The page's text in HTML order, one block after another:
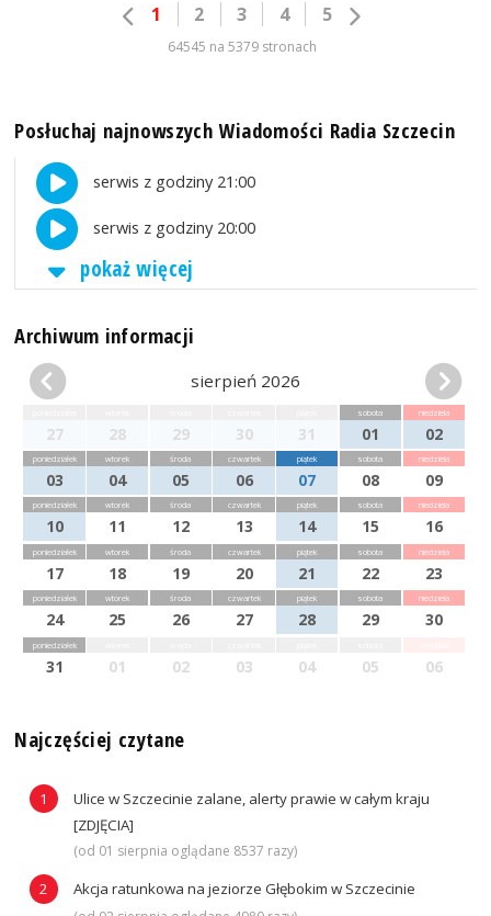
1 2 3 4 5
64545 na 5379 stronach
Posłuchaj najnowszych Wiadomości Radia Szczecin
serwis z godziny 21:00
serwis z godziny 20:00
pokaż więcej
Archiwum informacji
sierpień 2026
27 28 29 30 31
sobota
01
niedziela
02
poniedziałek
03
wtorek
04
środa
05
czwartek
06
piątek
07
sobota
08
niedziela
09
poniedziałek
10
wtorek
11
środa
12
czwartek
13
piątek
14
sobota
15
niedziela
16
poniedziałek
17
wtorek
18
środa
19
czwartek
20
piątek
21
sobota
22
niedziela
23
poniedziałek
24
wtorek
25
środa
26
czwartek
27
piątek
28
sobota
29
niedziela
30
poniedziałek
31 01 02 03 04 05 06
Najczęściej czytane
Ulice w Szczecinie zalane, alerty prawie w całym kraju
[ZDJĘCIA]
(od 01 sierpnia oglądane 8537 razy)
Akcja ratunkowa na jeziorze Głębokim w Szczecinie